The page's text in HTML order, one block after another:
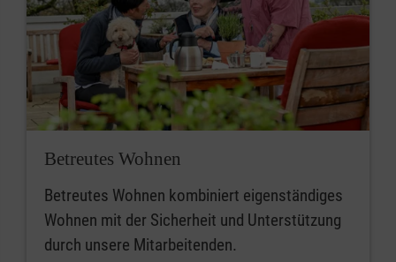
Betreutes Wohnen
Betreutes Wohnen kombiniert eigenständiges
Wohnen mit der Sicherheit und Unterstützung
durch unsere Mitarbeitenden.